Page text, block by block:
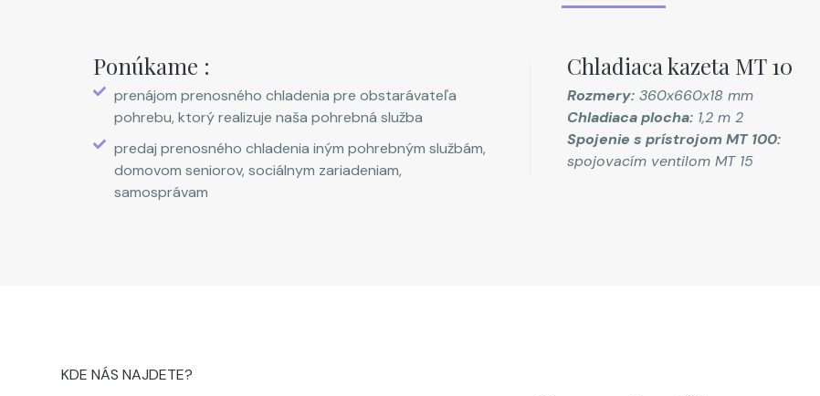
Ponúkame :
prenájom prenosného chladenia pre obstarávateľa
pohrebu, ktorý realizuje naša pohrebná služba
predaj prenosného chladenia iným pohrebným službám,
domovom seniorov, sociálnym zariadeniam,
samosprávam
Chladiaca kazeta MT 10
Rozmery:360x660x18 mm
Chladiaca plocha:1,2 m 2
Spojenie s prístrojom MT 100:
spojovacím ventilom MT 15
KDE NÁS NAJDETE?